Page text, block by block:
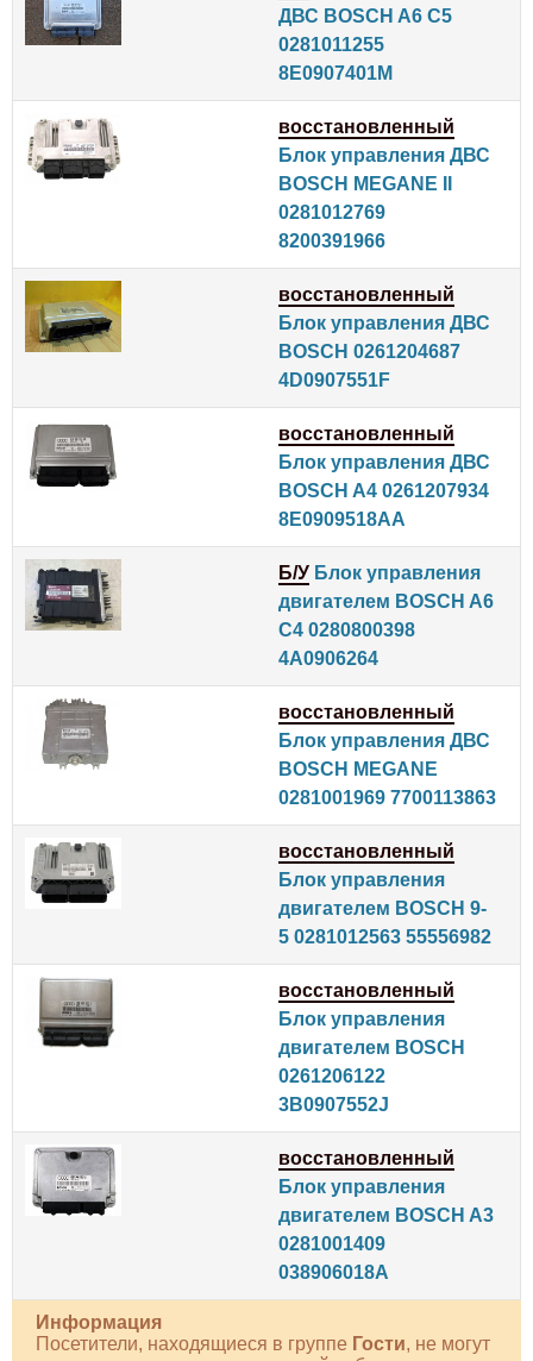
ДВС BOSCH A6 C5
0281011255
8E0907401M
восстановленный
Блок управления ДВС
BOSCH MEGANE II
0281012769
8200391966
восстановленный
Блок управления ДВС
BOSCH 0261204687
4D0907551F
восстановленный
Блок управления ДВС
BOSCH A4 0261207934
8E0909518AA
Б/У Блок управления
двигателем BOSCH A6
C4 0280800398
4A0906264
восстановленный
Блок управления ДВС
BOSCH MEGANE
0281001969 7700113863
восстановленный
Блок управления
двигателем BOSCH 9-
5 0281012563 55556982
восстановленный
Блок управления
двигателем BOSCH
0261206122
3B0907552J
восстановленный
Блок управления
двигателем BOSCH A3
0281001409
038906018A
Информация
Посетители, находящиеся в группе Гости, не могут